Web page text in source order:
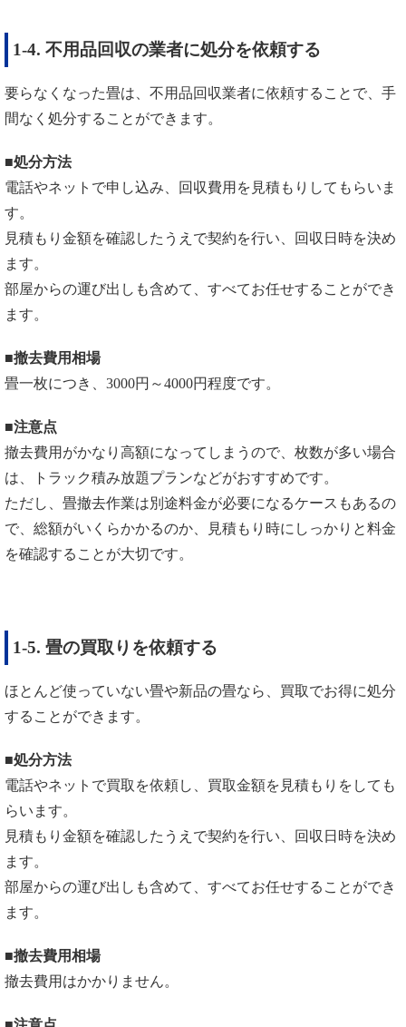
1-4. 不用品回収の業者に処分を依頼する
要らなくなった畳は、不用品回収業者に依頼することで、手
間なく処分することができます。
■処分方法
電話やネットで申し込み、回収費用を見積もりしてもらいま
す。
見積もり金額を確認したうえで契約を行い、回収日時を決め
ます。
部屋からの運び出しも含めて、すべてお任せすることができ
ます。
■撤去費用相場
畳一枚につき、3000円～4000円程度です。
■注意点
撤去費用がかなり高額になってしまうので、枚数が多い場合
は、トラック積み放題プランなどがおすすめです。
ただし、畳撤去作業は別途料金が必要になるケースもあるの
で、総額がいくらかかるのか、見積もり時にしっかりと料金
を確認することが大切です。
1-5. 畳の買取りを依頼する
ほとんど使っていない畳や新品の畳なら、買取でお得に処分
することができます。
■処分方法
電話やネットで買取を依頼し、買取金額を見積もりをしても
らいます。
見積もり金額を確認したうえで契約を行い、回収日時を決め
ます。
部屋からの運び出しも含めて、すべてお任せすることができ
ます。
■撤去費用相場
撤去費用はかかりません。